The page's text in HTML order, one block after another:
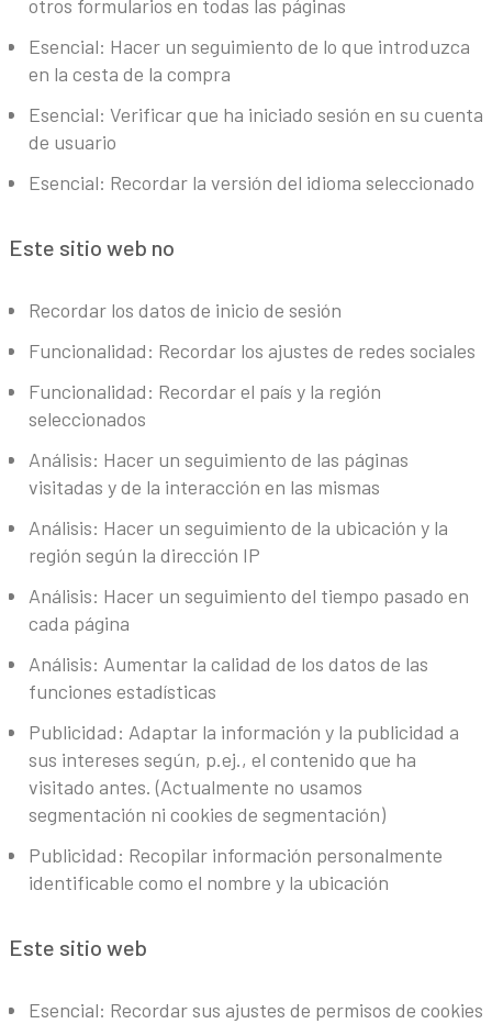
otros formularios en todas las páginas
Esencial: Hacer un seguimiento de lo que introduzca
en la cesta de la compra
Esencial: Verificar que ha iniciado sesión en su cuenta
de usuario
Esencial: Recordar la versión del idioma seleccionado
Este sitio web no
Recordar los datos de inicio de sesión
Funcionalidad: Recordar los ajustes de redes sociales
Funcionalidad: Recordar el país y la región
seleccionados
Análisis: Hacer un seguimiento de las páginas
visitadas y de la interacción en las mismas
Análisis: Hacer un seguimiento de la ubicación y la
región según la dirección IP
Análisis: Hacer un seguimiento del tiempo pasado en
cada página
Análisis: Aumentar la calidad de los datos de las
funciones estadísticas
Publicidad: Adaptar la información y la publicidad a
sus intereses según, p.ej., el contenido que ha
visitado antes. (Actualmente no usamos
segmentación ni cookies de segmentación)
Publicidad: Recopilar información personalmente
identificable como el nombre y la ubicación
Este sitio web
Esencial: Recordar sus ajustes de permisos de cookies